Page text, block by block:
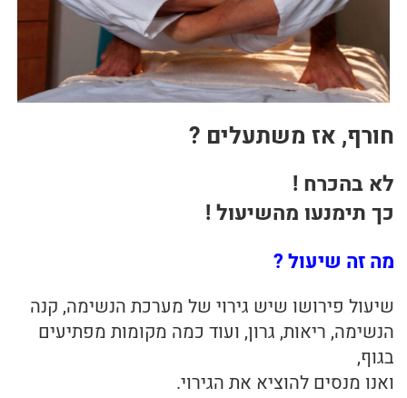
בריאות
תזונה
טיפולים
עיסוי
חורף, אז משתעלים ?
לא בהכרח !
כך תימנעו מהשיעול !
מה זה שיעול ?
שיעול פירושו שיש גירוי של מערכת הנשימה, קנה
הנשימה, ריאות, גרון, ועוד כמה מקומות מפתיעים
בגוף,
ואנו מנסים להוציא את הגירוי.